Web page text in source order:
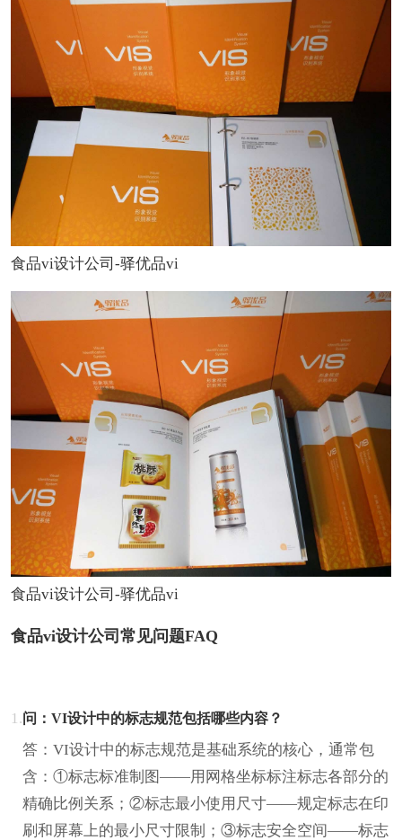
食品vi设计公司-驿优品vi
食品vi设计公司-驿优品vi
食品vi设计公司常见问题FAQ
1.问：VI设计中的标志规范包括哪些内容？
答：VI设计中的标志规范是基础系统的核心，通常包
含：①标志标准制图——用网格坐标标注标志各部分的
精确比例关系；②标志最小使用尺寸——规定标志在印
刷和屏幕上的最小尺寸限制；③标志安全空间——标志